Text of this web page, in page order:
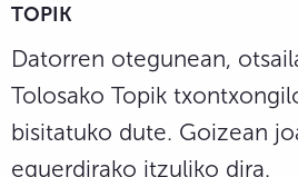
TOPIK
Datorren otegunean,
Tolosako Topik
bisitatuko dute. Goizean
eguerdirako itzuliko dira.